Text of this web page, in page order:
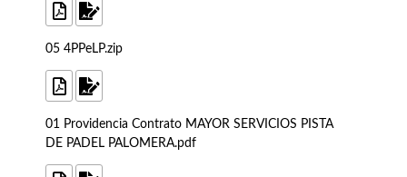
05 4PPeLP.zip
01 Providencia Contrato MAYOR SERVICIOS PISTA
DE PADEL PALOMERA.pdf